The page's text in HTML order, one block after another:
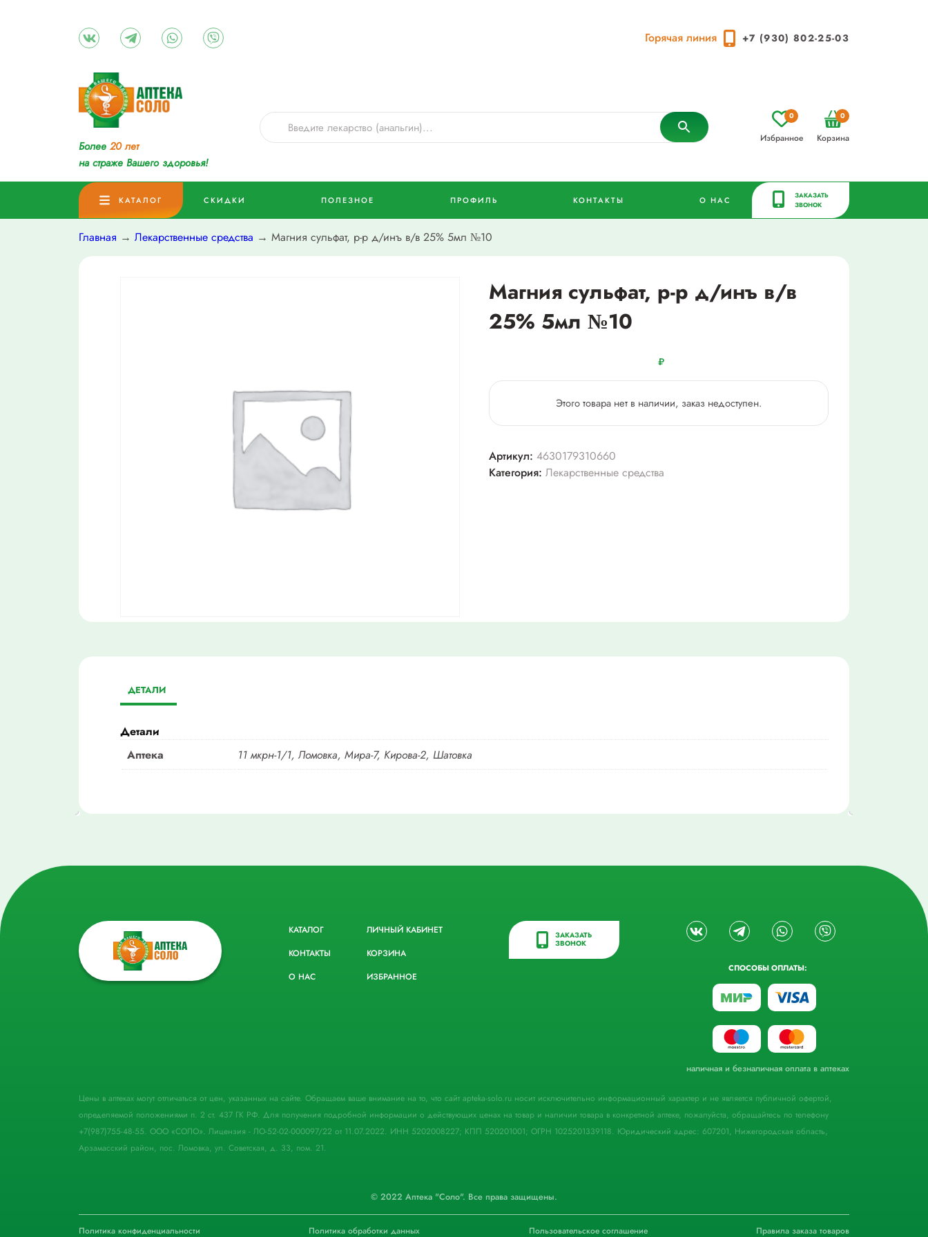
Горячая линия +7 (930) 802-25-03
Более 20 лет
на страже Вашего здоровья!
Избранное
0
Корзина
0
КАТАЛОГ СКИДКИ ПОЛЕЗНОЕ ПРОФИЛЬ КОНТАКТЫ О НАС
ЗАКАЗАТЬ
ЗВОНОК
Главная → Лекарственные средства → Магния сульфат, р-р д/инъ в/в 25% 5мл №10
Магния сульфат, р-р д/инъ в/в
25% 5мл №10
₽
Этого товара нет в наличии, заказ недоступен.
Артикул: 4630179310660
Категория: Лекарственные средства
ДЕТАЛИ
Детали
Аптека
11 мкрн-1/1, Ломовка, Мира-7, Кирова-2, Шатовка
КАТАЛОГ
КОНТАКТЫ
О НАС
ЛИЧНЫЙ КАБИНЕТ
КОРЗИНА
ИЗБРАННОЕ
ЗАКАЗАТЬ
ЗВОНОК
СПОСОБЫ ОПЛАТЫ:
наличная и безналичная оплата в аптеках
Цены в аптеках могут отличаться от цен, указанных на сайте. Обращаем ваше внимание на то, что сайт apteka-solo.ru носит исключительно информационный характер и не является публичной офертой,
определяемой положениями п. 2 ст. 437 ГК РФ. Для получения подробной информации о действующих ценах на товар и наличии товара в конкретной аптеке, пожалуйста, обращайтесь по телефону
+7(987)755-48-55. ООО «СОЛО». Лицензия - ЛО-52-02-000097/22 от 11.07.2022. ИНН 5202008227; КПП 520201001; ОГРН 1025201339118. Юридический адрес: 607201, Нижегородская область,
Арзамасский район, пос. Ломовка, ул. Советская, д. 33, пом. 21.
© 2022 Аптека "Соло". Все права защищены.
Политика конфиденциальности Политика обработки данных Пользовательское соглашение Правила заказа товаров